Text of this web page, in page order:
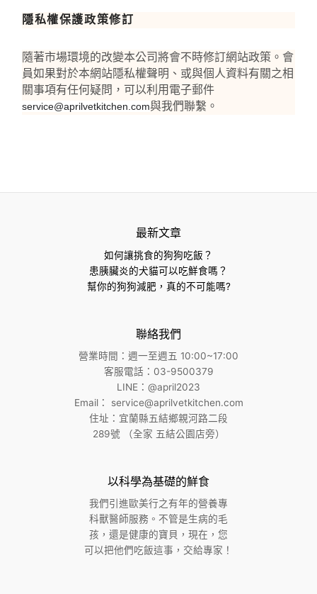
隱私權保護政策修訂
隨著市場環境的改變本公司將會不時修訂網站政策。會
員如果對於本網站隱私權聲明、或與個人資料有關之相
關事項有任何疑問，可以利用電子郵件
service@aprilvetkitchen.com與我們聯繫。
最新文章
如何讓挑食的狗狗吃飯？
患胰臟炎的犬貓可以吃鮮食嗎？
幫你的狗狗減肥，真的不可能嗎?
聯絡我們
營業時間：週一至週五 10:00~17:00
客服電話：03-9500379
LINE：@april2023
Email： service@aprilvetkitchen.com
住址：宜蘭縣五結鄉親河路二段
289號 （全家 五結公園店旁）
以科學為基礎的鮮食
我們引進歐美⾏之有年的營養專
科獸醫師服務。不管是生病的毛
孩，還是健康的寶貝，現在，您
可以把他們吃飯這事，交給專家！